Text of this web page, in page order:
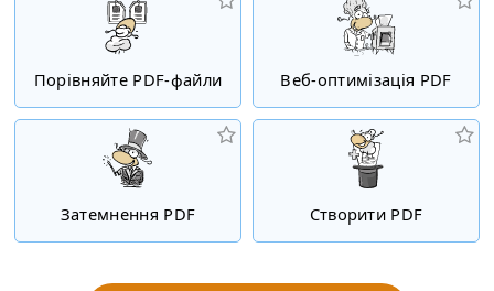
Порівняйте PDF-файли Веб-оптимізація PDF
Затемнення PDF Створити PDF